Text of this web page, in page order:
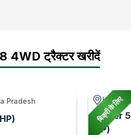
4WD ट्रैक्टर खरीदें
Pradesh बिक्री के लिए
Eicher
HP)